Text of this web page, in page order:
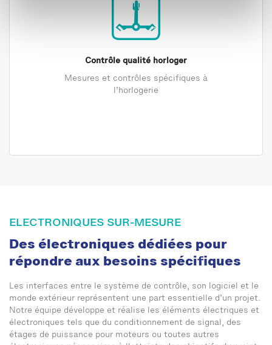
Contrôle qualité horloger
Mesures et contrôles spécifiques à
l’horlogerie
ELECTRONIQUES SUR-MESURE
Des électroniques dédiées pour
répondre aux besoins spécifiques
Les interfaces entre le système de contrôle, son logiciel et le
monde extérieur représentent une part essentielle d’un projet.
Notre équipe développe et réalise les éléments électriques et
électroniques tels que du conditionnement de signal, des
étages de puissance pour moteurs ou toutes autres